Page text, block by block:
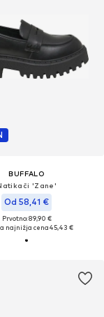
BUFFALO
'Zane'
Od 58,41 €
Prvotno: 89,90 €
najnižja cena45,43 €